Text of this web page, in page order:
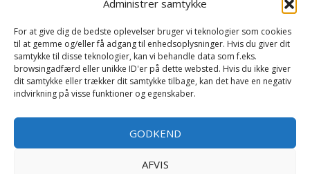
Administrer samtykke
For at give dig de bedste oplevelser bruger vi teknologier som cookies
til at gemme og/eller få adgang til enhedsoplysninger. Hvis du giver dit
samtykke til disse teknologier, kan vi behandle data som f.eks.
browsingadfærd eller unikke ID'er på dette websted. Hvis du ikke giver
dit samtykke eller trækker dit samtykke tilbage, kan det have en negativ
indvirkning på visse funktioner og egenskaber.
GODKEND
AFVIS
Vildthegn
vækstdug
Maling